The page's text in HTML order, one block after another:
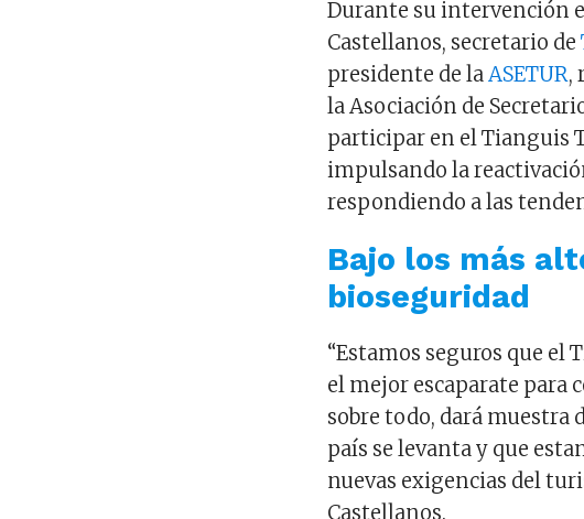
Durante su intervención
Castellanos, secretario de
presidente de laASETUR,
la Asociación de
participar en el Tianguis
impulsando la
respondiendo a las
Bajo los más
bioseguridad
“Estamos seguros que el
el mejor escaparate para
sobre todo, dará muestra
país se levanta y que
nuevas exigencias del
Castellanos.